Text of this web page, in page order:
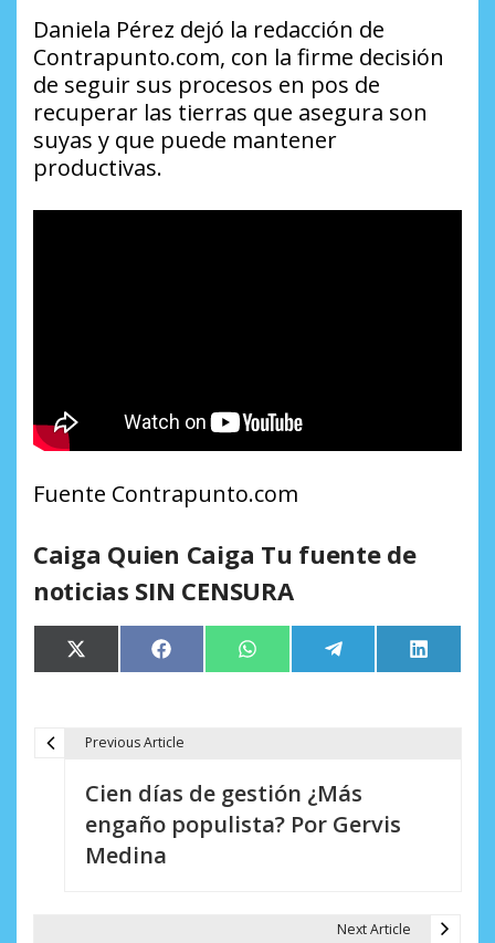
Daniela Pérez dejó la redacción de
Contrapunto.com, con la firme decisión
de seguir sus procesos en pos de
recuperar las tierras que asegura son
suyas y que puede mantener
productivas.
Fuente Contrapunto.com
Caiga Quien Caiga Tu fuente de
noticias SIN CENSURA
Compartir
en
X
(Twitter)
Compartir
en
Facebook Compartir
en
WhatsApp Compartir
en
Telegram
en
LinkedIn
Previous Article
Cien días de gestión ¿Más
engaño populista? Por Gervis
Medina
Next Article